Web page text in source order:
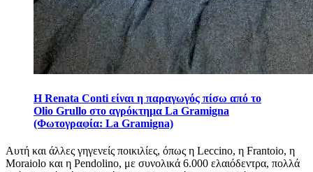
Η Renata Conti είναι η παραγωγός πίσω από το
Olio Grullo στο αγρόκτημα La Gramigna
(Φωτογραφία: La Gramigna)
Αυτή και άλλες γηγενείς ποικιλίες, όπως η Leccino, η Frantoio, η
Moraiolo και η Pendolino, με συνολικά 6.000 ελαιόδεντρα, πολλά